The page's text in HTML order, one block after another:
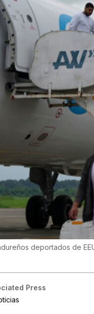
deportados de
Press